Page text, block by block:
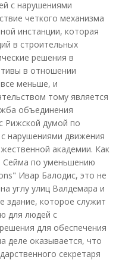
с нарушениями
четкого механизма
инстанции, которая
в строительных
решения в
в отношении
меньше, и
тому является
объединения
Рижской думой по
нарушениями движения
академии. Как
Сейма по уменьшению
Ивар Балодис, это не
углу улиц Валдемара и
здание, которое служит
для людей с
для обеспечения
деле оказывается, что
секретаря